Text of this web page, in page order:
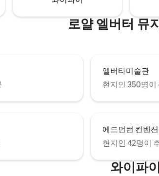
로얄 엘버터 뮤
앨버타미술관
현지인 350명이
에드먼턴 컨벤
현지인 42명이
와이파